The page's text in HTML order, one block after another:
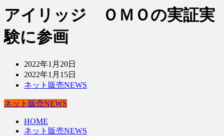
アイリッジ ＯＭＯの実証実
験に参画
2022年1月20日
2022年1月15日
ネット販売NEWS
ネット販売NEWS
HOME
ネット販売NEWS